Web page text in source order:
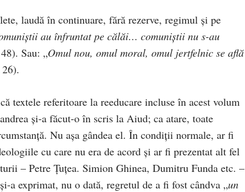
laudă în continuare, fără rezerve, regimul şi pe
au înfruntat pe călăi… comuniştii nu s-au
Sau: „Omul nou, omul moral, omul jertfelnic se află
textele referitoare la reeducare incluse în acest volum
şi-a făcut-o în scris la Aiud; ca atare, toate
Nu aşa gândea el. În condiţii normale, ar fi
cu care nu era de acord şi ar fi prezentat alt fel
– Petre Ţuţea. Simion Ghinea, Dumitru Funda etc. –
a exprimat, nu o dată, regretul de a fi fost cândva „un